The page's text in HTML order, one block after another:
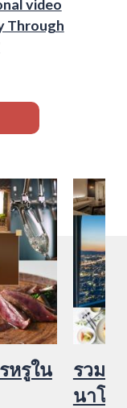
video
Through
หรูใน
รวมโ
นาโก